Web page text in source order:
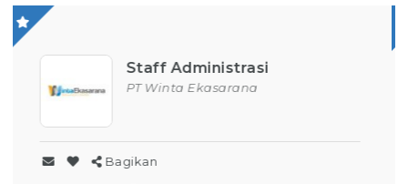
Operator Produksi
PT Parion Indo Tama